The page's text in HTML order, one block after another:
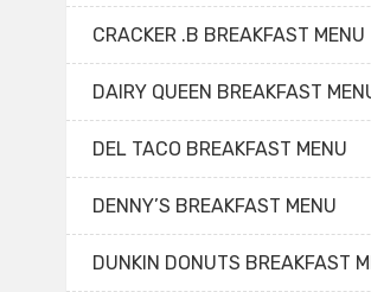
CRACKER .B BREAKFAST MENU
DAIRY QUEEN BREAKFAST
DEL TACO BREAKFAST MENU
DENNY’S BREAKFAST MENU
DUNKIN DONUTS BREAKFAST